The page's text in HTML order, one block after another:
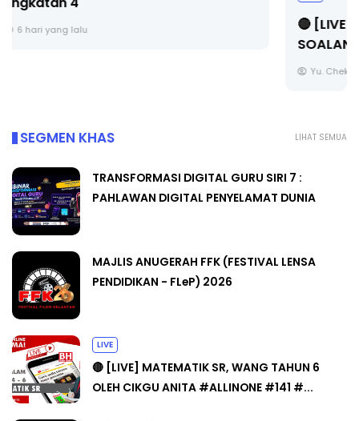
🔴 [LIVE] PRINSIP PERAKAUNAN, BEDAH TUNTAS
LIHAT SEMUA
SEGMEN KHAS
TRANSFORMASI DIGITAL GURU SIRI 7 :
PAHLAWAN DIGITAL PENYELAMAT DUNIA
MAJLIS ANUGERAH FFK (FESTIVAL LENSA
PENDIDIKAN - FLeP) 2026
LIVE
🔴 [LIVE] MATEMATIK SR, WANG TAHUN 6
OLEH CIKGU ANITA #ALLINONE #141 #...